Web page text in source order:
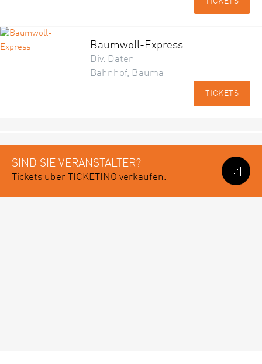
Baumwoll-Express
Div. Daten
Bahnhof, Bauma
TICKETS
SIND SIE VERANSTALTER?
Tickets über TICKETINO verkaufen.